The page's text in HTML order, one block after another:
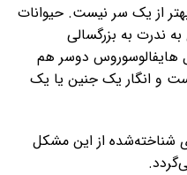
از یک سر نیست. حیوانات
ندرت به بزرگسالی
دوسر هم
۷۰ میلی‌متر است و انگار یک جنین یا یک
شناخته‌شده از این مشکل